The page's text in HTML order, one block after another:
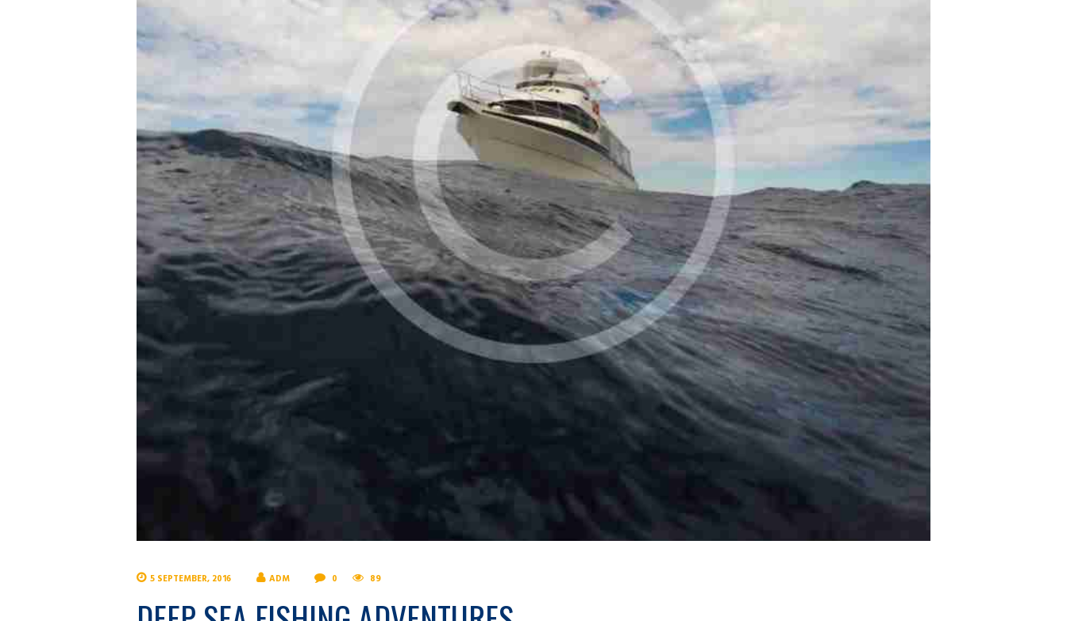
5 SEPTEMBER, 2016 ADM 0 89